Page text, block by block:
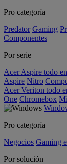
Pro categoría
Predator Gaming
Componentes
Por serie
Acer Aspire todo
Aspire Nitro
Acer Veriton todo
One Chromebox
Pro categoría
Negocios Gaming
Por solución